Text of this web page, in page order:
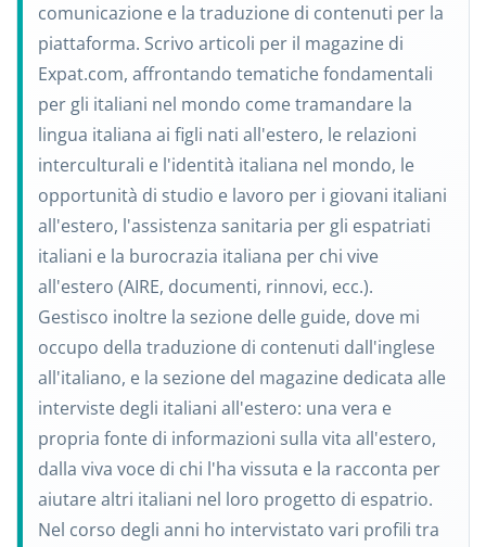
comunicazione e la traduzione di contenuti per la
piattaforma. Scrivo articoli per il magazine di
Expat.com, affrontando tematiche fondamentali
per gli italiani nel mondo come tramandare la
lingua italiana ai figli nati all'estero, le relazioni
interculturali e l'identità italiana nel mondo, le
opportunità di studio e lavoro per i giovani italiani
all'estero, l'assistenza sanitaria per gli espatriati
italiani e la burocrazia italiana per chi vive
all'estero (AIRE, documenti, rinnovi, ecc.).
Gestisco inoltre la sezione delle guide, dove mi
occupo della traduzione di contenuti dall'inglese
all'italiano, e la sezione del magazine dedicata alle
interviste degli italiani all'estero: una vera e
propria fonte di informazioni sulla vita all'estero,
dalla viva voce di chi l'ha vissuta e la racconta per
aiutare altri italiani nel loro progetto di espatrio.
Nel corso degli anni ho intervistato vari profili tra